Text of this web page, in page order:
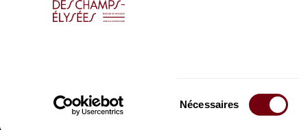
Nécessaires
Productions Hors les murs